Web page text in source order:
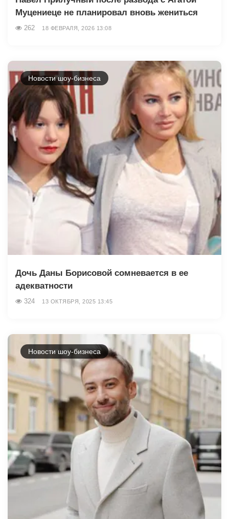
Муцениеце не планировал вновь жениться
262 18 ФЕВРАЛЯ, 2026 13:08
Новости шоу-бизнеса
Дочь Даны Борисовой сомневается в ее
адекватности
324 13 ОКТЯБРЯ, 2025 13:45
Новости шоу-бизнеса